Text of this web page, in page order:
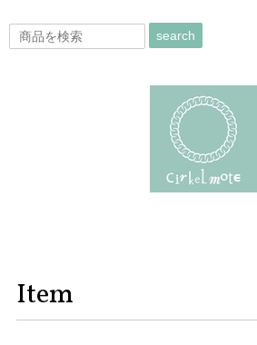
search
Item